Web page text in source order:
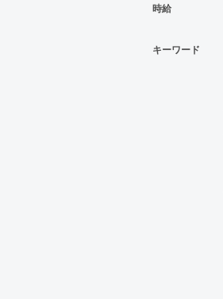
時給
キーワード